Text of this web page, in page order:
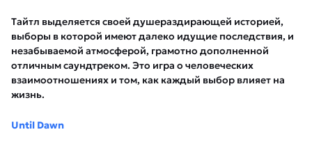
Тайтл выделяется своей душераздирающей историей,
выборы в которой имеют далеко идущие последствия, и
незабываемой атмосферой, грамотно дополненной
отличным саундтреком. Это игра о человеческих
взаимоотношениях и том, как каждый выбор влияет на
жизнь.
Until Dawn